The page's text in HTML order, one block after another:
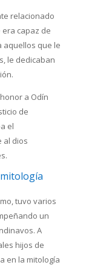
relacionado
era capaz de
aquellos que le
le dedicaban
a Odín
de
el
al dios
tuvo varios
un
A
hijos de
en la mitología